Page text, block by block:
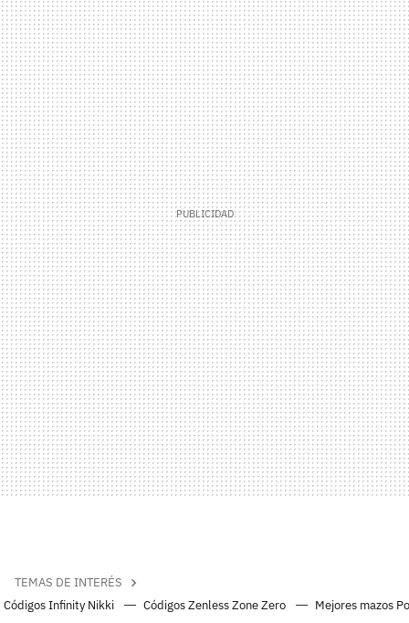
TEMAS DE INTERÉS
Códigos Infinity Nikki
Códigos Zenless Zone Zero Mejores mazos